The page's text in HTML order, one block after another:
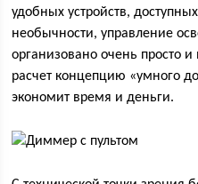
удобных устройств,
необычности, управление
организовано очень просто
расчет концепцию «умного
экономит время и деньги.